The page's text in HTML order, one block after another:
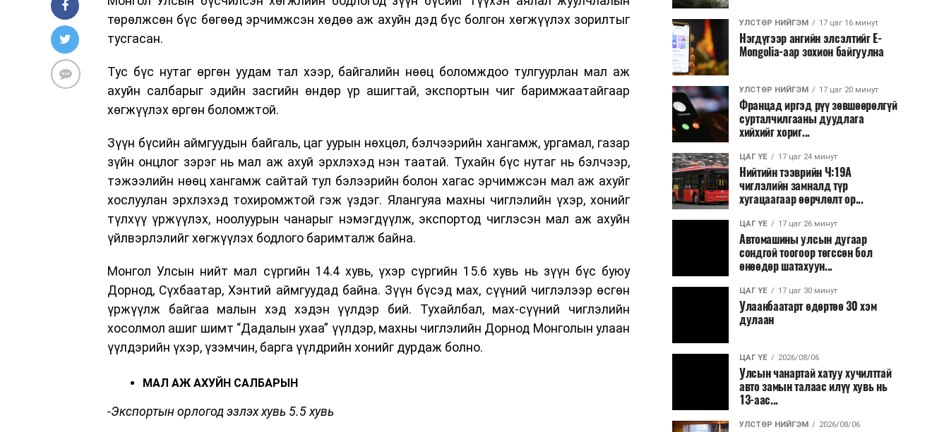
төрөлжсөн бүс бөгөөд эрчимжсэн хөдөө аж ахуйн дэд бүс болгон хөгжүүлэх зорилтыг
тусгасан.
Тус бүс нутаг өргөн уудам тал хээр, байгалийн нөөц боломждоо тулгуурлан мал аж
ахуйн салбарыг эдийн засгийн өндөр үр ашигтай, экспортын чиг баримжаатайгаар
хөгжүүлэх өргөн боломжтой.
Зүүн бүсийн аймгуудын байгаль, цаг уурын нөхцөл, бэлчээрийн хангамж, ургамал, газар
зүйн онцлог зэрэг нь мал аж ахуй эрхлэхэд нэн таатай. Тухайн бүс нутаг нь бэлчээр,
тэжээлийн нөөц хангамж сайтай тул бэлээрийн болон хагас эрчимжсэн мал аж ахуйг
хослуулан эрхлэхэд тохиромжтой гэж үздэг. Ялангуяа махны чиглэлийн үхэр, хонийг
түлхүү үржүүлэх, ноолуурын чанарыг нэмэгдүүлж, экспортод чиглэсэн мал аж ахуйн
үйлвэрлэлийг хөгжүүлэх бодлого баримталж байна.
Монгол Улсын нийт мал сүргийн 14.4 хувь, үхэр сүргийн 15.6 хувь нь зүүн бүс буюу
Дорнод, Сүхбаатар, Хэнтий аймгуудад байна. Зүүн бүсэд мах, сүүний чиглэлээр өсгөн
үржүүлж байгаа малын хэд хэдэн үүлдэр бий. Тухайлбал, мах-сүүний чиглэлийн
хосолмол ашиг шимт “Дадалын ухаа” үүлдэр, махны чиглэлийн Дорнод Монголын улаан
үүлдэрийн үхэр, үзэмчин, барга үүлдрийн хонийг дурдаж болно.
МАЛ АЖ АХУЙН САЛБАРЫН
-Экспортын орлогод эзлэх хувь 5.5 хувь
УЛСТӨР НИЙГЭМ 17 цаг 16 минут
Нэгдүгээр ангийн элсэлтийг E-
Mongolia-аар зохион байгуулна
УЛСТӨР НИЙГЭМ 17 цаг 20 минут
Францад иргэд рүү зөвшөөрөлгүй
сурталчилгааны дуудлага
хийхийг хориг...
ЦАГ ҮЕ 17 цаг 24 минут
Нийтийн тээврийн Ч:19А
чиглэлийн замналд түр
хугацаагаар өөрчлөлт ор...
ЦАГ ҮЕ 17 цаг 26 минут
Автомашины улсын дугаар
сондгой тоогоор төгссөн бол
өнөөдөр шатахуун...
ЦАГ ҮЕ 17 цаг 30 минут
Улаанбаатарт өдөртөө 30 хэм
дулаан
ЦАГ ҮЕ 2026/08/06
Улсын чанартай хатуу хучилттай
авто замын талаас илүү хувь нь
13-аас...
УЛСТӨР НИЙГЭМ 2026/08/06